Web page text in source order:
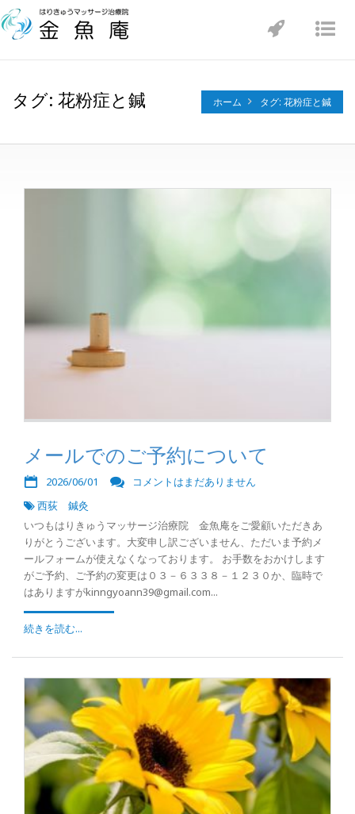
タグ: 花粉症と鍼 ホーム タグ: 花粉症と鍼
メールでのご予約について
2026/06/01
コメントはまだありません
西荻 鍼灸
いつもはりきゅうマッサージ治療院 金魚庵をご愛顧いただきあ
りがとうございます。大変申し訳ございません、ただいま予約メ
ールフォームが使えなくなっております。 お手数をおかけします
がご予約、ご予約の変更は０３－６３３８－１２３０か、臨時で
はありますがkinngyoann39@gmail.com...
続きを読む...